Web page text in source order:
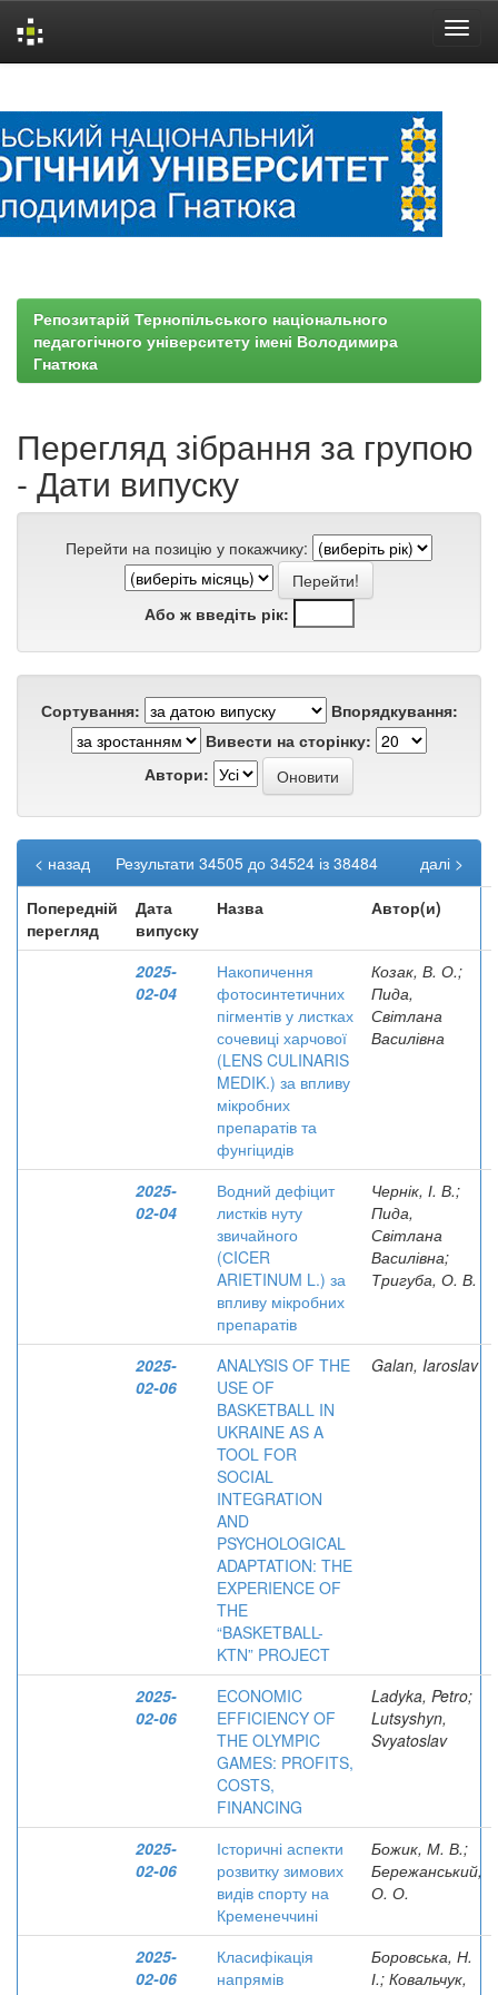
Репозитарій Тернопільського національного
педагогічного університету імені Володимира
Гнатюка
Перегляд зібрання за групою
- Дати випуску
Перейти на позицію у покажчику:
Або ж введіть рік:
Сортування:
Впорядкування:
Вивести на сторінку:
Автори:
Результати 34505 до 34524 із 38484
< назад
далі >
Попередній
перегляд
Дата
випуску
Назва Автор(и)
2025-
02-04
Накопичення
фотосинтетичних
пігментів у листках
сочевиці харчової
(LENS CULINARIS
MEDIK.) за впливу
мікробних
препаратів та
фунгіцидів
Козак, В. О.;
Пида,
Світлана
Василівна
2025-
02-04
Водний дефіцит
листків нуту
звичайного
(СICER
ARIETINUM L.) за
впливу мікробних
препаратів
Чернік, І. В.;
Пида,
Світлана
Василівна;
Тригуба, О. В.
2025-
02-06
ANALYSIS OF THE
USE OF
BASKETBALL IN
UKRAINE AS A
TOOL FOR
SOCIAL
INTEGRATION
AND
PSYCHOLOGICAL
ADAPTATION: THE
EXPERIENCE OF
THE
“BASKETBALL-
KTN” PROJECT
Galan, Iaroslav
2025-
02-06
ECONOMIC
EFFICIENCY OF
THE OLYMPIC
GAMES: PROFITS,
COSTS,
FINANCING
Ladyka, Petro;
Lutsyshyn,
Svyatoslav
2025-
02-06
Історичні аспекти
розвитку зимових
видів спорту на
Кременеччині
Божик, М. В.;
Бережанський,
О. О.
2025-
02-06
Класифікація
напрямів
Боровська, Н.
І.; Ковальчук,